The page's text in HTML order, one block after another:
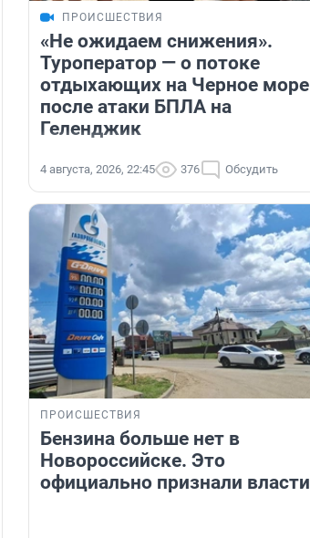
ПРОИСШЕСТВИЯ
«Не ожидаем снижения».
Туроператор — о потоке
отдыхающих на Черное море
после атаки БПЛА на
Геленджик
4 августа, 2026, 22:45 376 Обсудить
ПРОИСШЕСТВИЯ
Бензина больше нет в
Новороссийске. Это
официально признали власти